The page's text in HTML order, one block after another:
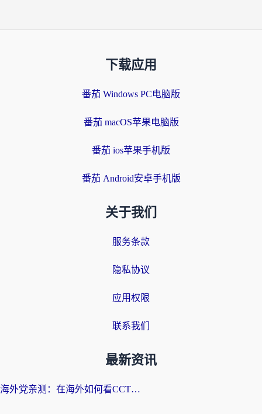
下载应用
番茄 Windows PC电脑版
番茄 macOS苹果电脑版
番茄 ios苹果手机版
番茄 Android安卓手机版
关于我们
服务条款
隐私协议
应用权限
联系我们
最新资讯
海外党亲测：在海外如何看CCTV？告别“仅限大陆播放”的实用指南